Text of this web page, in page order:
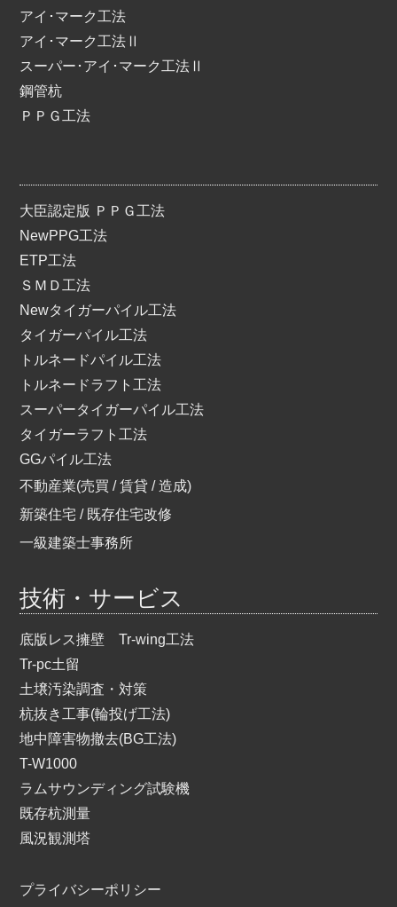
アイ･マーク工法
アイ･マーク工法Ⅱ
スーパー･アイ･マーク工法Ⅱ
鋼管杭
ＰＰＧ工法
大臣認定版 ＰＰＧ工法
NewPPG工法
ETP工法
ＳＭＤ工法
Newタイガーパイル工法
タイガーパイル工法
トルネードパイル工法
トルネードラフト工法
スーパータイガーパイル工法
タイガーラフト工法
GGパイル工法
不動産業(売買 / 賃貸 / 造成)
新築住宅 / 既存住宅改修
一級建築士事務所
技術・サービス
底版レス擁壁 Tr-wing工法
Tr-pc土留
土壌汚染調査・対策
杭抜き工事(輪投げ工法)
地中障害物撤去(BG工法)
T-W1000
ラムサウンディング試験機
既存杭測量
風況観測塔
プライバシーポリシー